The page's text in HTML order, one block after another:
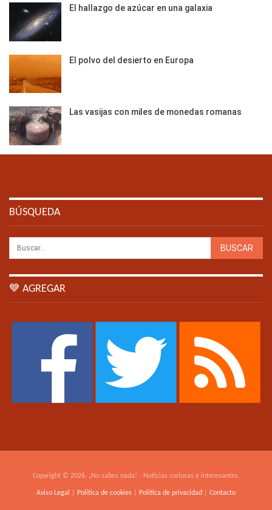
El hallazgo de azúcar en una galaxia
El polvo del desierto en Europa
Las vasijas con miles de monedas romanas
BÚSQUEDA
💙 AGREGAR
Copyright © 2026. ¡No sabes nada! - Noticias curiosas e interesantes.
Aviso Legal Política de cookies Política de privacidad Contacto